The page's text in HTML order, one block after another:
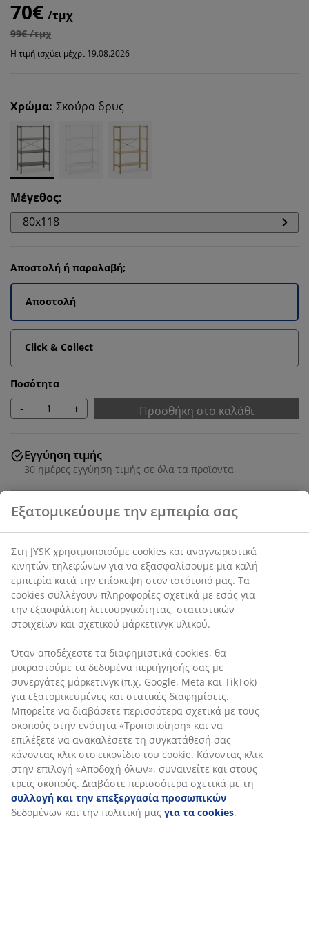
70€ /τμχ
99€ /τμχ
Η τιμή ισχύει μέχρι 19.08.2026
Χρώμα: Σκούρα δρυς
Μέγεθος:
80x118
Αποστολή ή παραλαβή;
Αποστολή
Click & Collect
Ποσότητα
- + Προσθήκη στο καλάθι
Εγγύηση τιμής
30 ημέρες εγγύηση τιμής σε όλα τα προϊόντα
Deco καπλαμάς και ατσάλι. Π80 x Υ118 x Β41 cm
SKU: 3630081
Οδηγίες Συναρμολόγησης
Χαρακτηριστικά προϊόντος
Αξιολογήσεις
(2 )
Αποστολή
Εξατομικεύουμε την εμπειρία σας
Στη JYSK χρησιμοποιούμε cookies και αναγνωριστικά
κινητών τηλεφώνων για να εξασφαλίσουμε μια καλή
εμπειρία κατά την επίσκεψη στον ιστότοπό μας. Τα
cookies συλλέγουν πληροφορίες σχετικά με εσάς για
την εξασφάλιση λειτουργικότητας, στατιστικών
στοιχείων και σχετικού μάρκετινγκ υλικού.
Όταν αποδέχεστε τα διαφημιστικά cookies, θα
μοιραστούμε τα δεδομένα περιήγησής σας με
συνεργάτες μάρκετινγκ (π.χ. Google, Meta και TikTok)
για εξατομικευμένες και στατικές διαφημίσεις.
Μπορείτε να διαβάσετε περισσότερα σχετικά με τους
σκοπούς στην ενότητα «Τροποποίηση» και να
επιλέξετε να ανακαλέσετε τη συγκατάθεσή σας
κάνοντας κλικ στο εικονίδιο του cookie. Κάνοντας κλικ
στην επιλογή «Αποδοχή όλων», συναινείτε και στους
τρεις σκοπούς. Διαβάστε περισσότερα σχετικά με τη
συλλογή και την επεξεργασία προσωπικών
δεδομένων και την πολιτική μας για τα cookies.